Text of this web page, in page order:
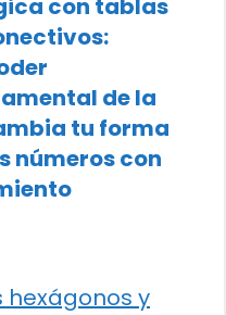
con tablas
de la
tu forma
números con
hexágonos y